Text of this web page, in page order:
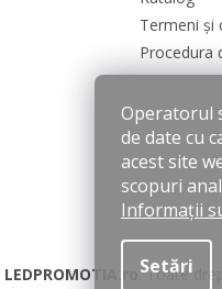
Operatorul
de date cu
acest site
scopuri
Informații
Setări
Termeni și
Procedura
LEDPROMOTIA.ro . Toate